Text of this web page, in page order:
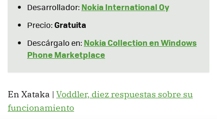
Desarrollador: Nokia International Oy
Precio:Gratuita
Descárgalo en: Nokia Collection en Windows
Phone Marketplace
En Xataka | Voddler, diez respuestas sobre su
funcionamiento